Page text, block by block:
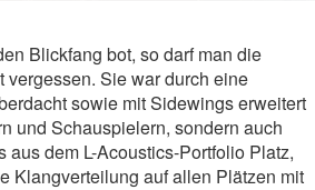
Blickfang bot, so darf man die
vergessen. Sie war durch eine
sowie mit Sidewings erweitert
und Schauspielern, sondern auch
dem L-Acoustics-Portfolio Platz,
Klangverteilung auf allen Plätzen mit